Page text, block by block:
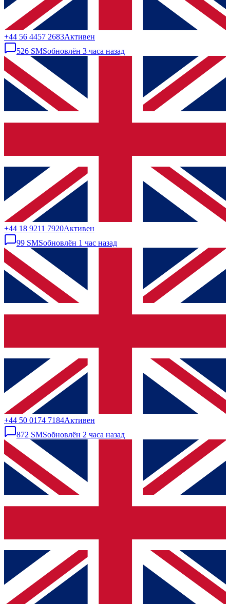
+44 56 4457 2683Активен
526 SMSобновлён 3 часа назад
+44 18 9211 7920Активен
99 SMSобновлён 1 час назад
+44 50 0174 7184Активен
872 SMSобновлён 2 часа назад